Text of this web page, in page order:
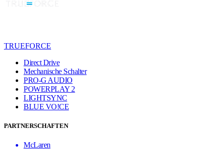
TRUEFORCE
Direct Drive
Mechanische Schalter
PRO-G AUDIO
POWERPLAY 2
LIGHTSYNC
BLUE VO!CE
PARTNERSCHAFTEN
McLaren